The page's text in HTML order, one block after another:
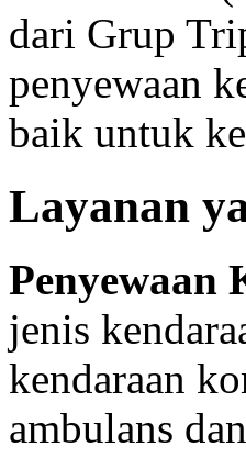
dari Grup
penyewaan
baik untuk
Layanan
Penyewaan
jenis
kendaraan
ambulans